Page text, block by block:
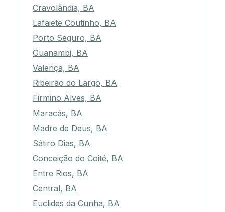
Cravolândia, BA
Lafaiete Coutinho, BA
Porto Seguro, BA
Guanambi, BA
Valença, BA
Ribeirão do Largo, BA
Firmino Alves, BA
Maracás, BA
Madre de Deus, BA
Sátiro Dias, BA
Conceição do Coité, BA
Entre Rios, BA
Central, BA
Euclides da Cunha, BA